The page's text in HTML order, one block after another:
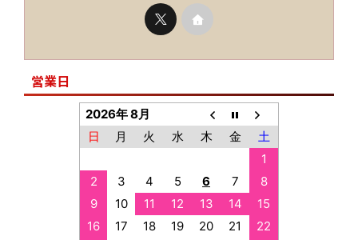
営業日
2026年 8月
日
月 火 水 木 金
土
1
2
3 4 5 6 7
8
9
10 11 12 13 14
15
16
17 18 19 20 21
22